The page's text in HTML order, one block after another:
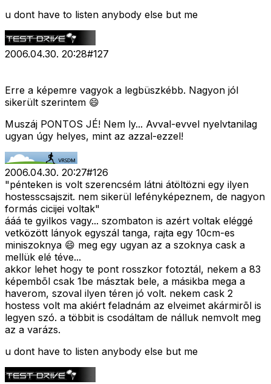
u dont have to listen anybody else but me
2006.04.30. 20:28#127
Erre a képemre vagyok a legbüszkébb. Nagyon jól
sikerült szerintem 😄
Muszáj PONTOS JÉ! Nem ly... Avval-evvel nyelvtanilag
ugyan úgy helyes, mint az azzal-ezzel!
2006.04.30. 20:27#126
"pénteken is volt szerencsém látni átöltözni egy ilyen
hostesscsajszit. nem sikerül lefényképeznem, de nagyon
formás cicijei voltak"
ááá te gyilkos vagy... szombaton is azért voltak eléggé
vetközött lányok egyszál tanga, rajta egy 10cm-es
miniszoknya 😄 meg egy ugyan az a szoknya cask a
mellük elé téve...
akkor lehet hogy te pont rosszkor fotoztál, nekem a 83
képembõl csak 1be másztak bele, a másikba mega a
haverom, szoval ilyen téren jó volt. nekem cask 2
hostess volt ma akiért feladnám az elveimet akármirõl is
legyen szó. a többit is csodáltam de nálluk nemvolt meg
az a varázs.
u dont have to listen anybody else but me